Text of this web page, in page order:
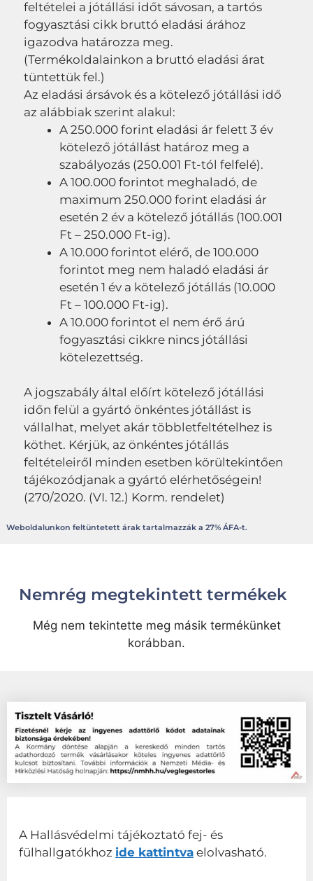
feltételei a jótállási időt sávosan, a tartós
fogyasztási cikk bruttó eladási árához
igazodva határozza meg.
(Termékoldalainkon a bruttó eladási árat
tüntettük fel.)
Az eladási ársávok és a kötelező jótállási idő
az alábbiak szerint alakul:
A 250.000 forint eladási ár felett 3 év
kötelező jótállást határoz meg a
szabályozás (250.001 Ft-tól felfelé).
A 100.000 forintot meghaladó, de
maximum 250.000 forint eladási ár
esetén 2 év a kötelező jótállás (100.001
Ft – 250.000 Ft-ig).
A 10.000 forintot elérő, de 100.000
forintot meg nem haladó eladási ár
esetén 1 év a kötelező jótállás (10.000
Ft – 100.000 Ft-ig).
A 10.000 forintot el nem érő árú
fogyasztási cikkre nincs jótállási
kötelezettség.
A jogszabály által előírt kötelező jótállási
időn felül a gyártó önkéntes jótállást is
vállalhat, melyet akár többletfeltételhez is
köthet. Kérjük, az önkéntes jótállás
feltételeiről minden esetben körültekintően
tájékozódjanak a gyártó elérhetőségein!
(270/2020. (VI. 12.) Korm. rendelet)
Weboldalunkon feltüntetett árak tartalmazzák a 27% ÁFA-t.
Nemrég megtekintett termékek
Még nem tekintette meg másik termékünket
korábban.
A Hallásvédelmi tájékoztató fej- és
fülhallgatókhoz ide kattintva elolvasható.